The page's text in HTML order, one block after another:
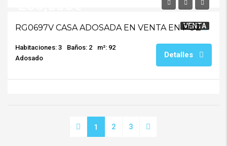
VENTA
RG0697V CASA ADOSADA EN VENTA EN POZOALBERO
Habitaciones: 3 Baños: 2
m²: 92
Adosado
Detalles
1 2 3